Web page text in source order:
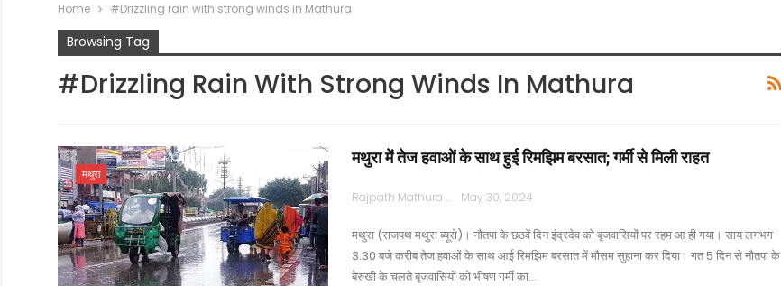
Home #Drizzling rain with strong winds in Mathura
Browsing Tag
#Drizzling Rain With Strong Winds In Mathura
मथुरा
मथुरा में तेज हवाओं के साथ हुई रिमझिम बरसात; गर्मी से मिली राहत
Rajpath Mathura May 30, 2024
मथुरा (राजपथ मथुरा ब्यूरो)। नौतपा के छठवें दिन इंद्रदेव को बृजवासियों पर रहम आ ही गया। साय लगभग
3:30 बजे करीब तेज हवाओं के साथ आई रिमझिम बरसात में मौसम सुहाना कर दिया। गत 5 दिन से नौतपा के
बेरुखी के चलते बृजवासियों को भीषण गर्मी का…